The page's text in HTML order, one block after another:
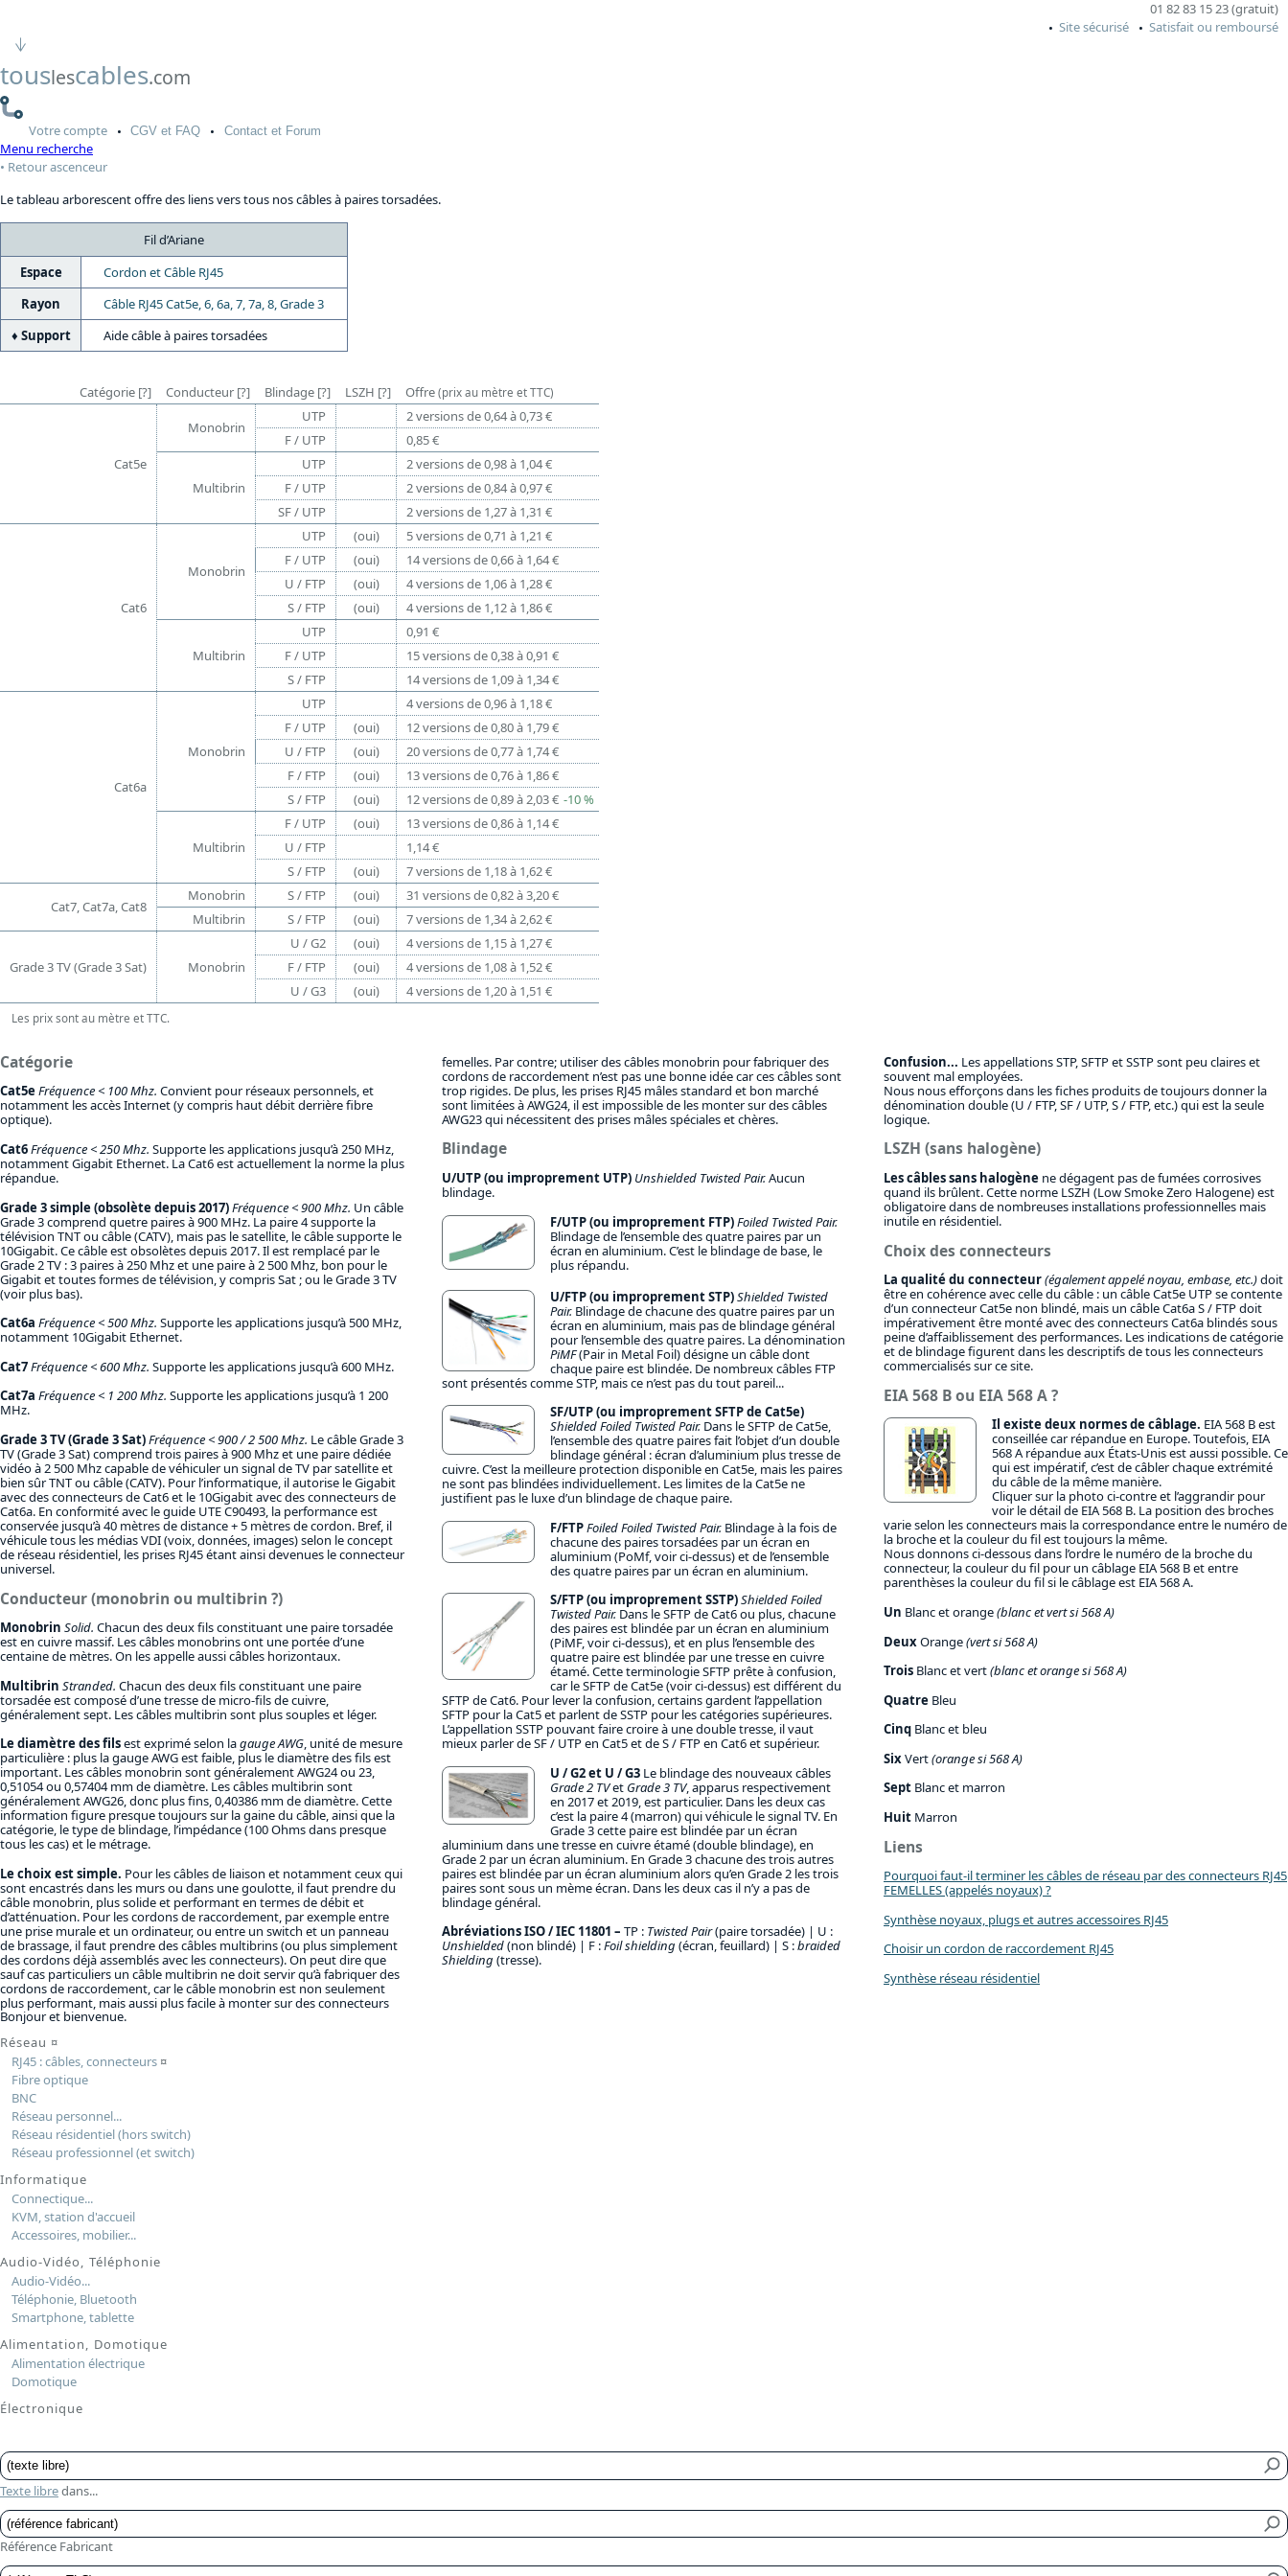
01 82 83 15 23 (gratuit)
Site sécurisé
Satisfait ou remboursé
touslescables.com
Votrecompte CGV et FAQ Contactet Forum
Menu recherche
Retour ascenceur
Le tableau arborescent offre des liens vers tous nos câbles à paires torsadées.
Fil d’Ariane
Espace
Cordon et Câble RJ45
Rayon
Câble RJ45 Cat5e, 6, 6a, 7, 7a, 8, Grade 3
Support
Aide câble à paires torsadées
Catégorie [?] Conducteur [?] Blindage [?] LSZH [?] Offre(prix au mètre et TTC)
Cat5e
Monobrin
UTP
2 versions de 0,64 à 0,73 €
F / UTP
0,85 €
Multibrin
UTP
2 versions de 0,98 à 1,04 €
F / UTP
2 versions de 0,84 à 0,97 €
SF / UTP
2 versions de 1,27 à 1,31 €
Cat6
Monobrin
UTP (oui)
5 versions de 0,71 à 1,21 €
F / UTP
(oui)
14 versions de 0,66 à 1,64 €
U / FTP
(oui)
4 versions de 1,06 à 1,28 €
S / FTP
(oui) 4 versions de 1,12 à 1,86 €
Multibrin
UTP
0,91 €
F / UTP
15 versions de 0,38 à 0,91 €
S / FTP
14 versions de 1,09 à 1,34 €
Cat6a
Monobrin
UTP
4 versions de 0,96 à 1,18 €
F / UTP
(oui)
12 versions de 0,80 à 1,79 €
U / FTP
(oui)
20 versions de 0,77 à 1,74 €
F / FTP
(oui)
13 versions de 0,76 à 1,86 €
S / FTP
(oui) 12 versions de 0,89 à 2,03 € -10 %
Multibrin
F / UTP (oui)
13 versions de 0,86 à 1,14 €
U / FTP
1,14 €
S / FTP
(oui) 7 versions de 1,18 à 1,62 €
Cat7, Cat7a, Cat8
Monobrin S / FTP (oui)
31 versions de 0,82 à 3,20 €
Multibrin
S / FTP (oui) 7 versions de 1,34 à 2,62 €
Grade 3 TV (Grade 3 Sat) Monobrin
U / G2 (oui)
4 versions de 1,15 à 1,27 €
F / FTP
(oui)
4 versions de 1,08 à 1,52 €
U / G3
(oui) 4 versions de 1,20 à 1,51 €
Les prix sont au mètre et TTC.
Catégorie
Cat5e Fréquence < 100 Mhz. Convient pour réseaux personnels, et
notamment les accès Internet (y compris haut débit derrière fibre
optique).
Cat6Fréquence < 250 Mhz. Supporte les applications jusqu’à 250 MHz,
notamment Gigabit Ethernet. La Cat6 est actuellement la norme la plus
répandue.
Grade 3 simple (obsolète depuis 2017)Fréquence < 900 Mhz. Un câble
Grade 3 comprend quetre paires à 900 MHz. La paire 4 supporte la
télévision TNT ou câble (CATV), mais pas le satellite, le câble supporte le
10Gigabit. Ce câble est obsolètes depuis 2017. Il est remplacé par le
Grade 2 TV : 3 paires à 250 Mhz et une paire à 2 500 Mhz, bon pour le
Gigabit et toutes formes de télévision, y compris Sat ; ou le Grade 3 TV
(voir plus bas).
Cat6a Fréquence < 500 Mhz. Supporte les applications jusqu’à 500 MHz,
notamment 10Gigabit Ethernet.
Cat7Fréquence < 600 Mhz. Supporte les applications jusqu’à 600 MHz.
Cat7a Fréquence < 1 200 Mhz. Supporte les applications jusqu’à 1 200
MHz.
Grade 3 TV (Grade 3 Sat)Fréquence < 900 / 2 500 Mhz. Le câble Grade 3
TV (Grade 3 Sat) comprend trois paires à 900 Mhz et une paire dédiée
vidéo à 2 500 Mhz capable de véhiculer un signal de TV par satellite et
bien sûr TNT ou câble (CATV). Pour l’informatique, il autorise le Gigabit
avec des connecteurs de Cat6 et le 10Gigabit avec des connecteurs de
Cat6a. En conformité avec le guide UTE C90493, la performance est
conservée jusqu’à 40 mètres de distance + 5 mètres de cordon. Bref, il
véhicule tous les médias VDI (voix, données, images) selon le concept
de réseau résidentiel, les prises RJ45 étant ainsi devenues le connecteur
universel.
Conducteur (monobrin ou multibrin ?)
Monobrin Solid. Chacun des deux fils constituant une paire torsadée
est en cuivre massif. Les câbles monobrins ont une portée d’une
centaine de mètres. On les appelle aussi câbles horizontaux.
Multibrin Stranded. Chacun des deux fils constituant une paire
torsadée est composé d’une tresse de micro-fils de cuivre,
généralement sept. Les câbles multibrin sont plus souples et léger.
Le diamètre des filsest exprimé selon lagauge AWG, unité de mesure
particulière : plus la gauge AWG est faible, plus le diamètre des fils est
important. Les câbles monobrin sont généralement AWG24 ou 23,
0,51054 ou 0,57404 mm de diamètre. Les câbles multibrin sont
généralement AWG26, donc plus fins, 0,40386 mm de diamètre. Cette
information figure presque toujours sur la gaine du câble, ainsi que la
catégorie, le type de blindage, l’impédance (100 Ohms dans presque
tous les cas) et le métrage.
Le choix est simple. Pour les câbles de liaison et notamment ceux qui
sont encastrés dans les murs ou dans une goulotte, il faut prendre du
câble monobrin, plus solide et performant en termes de débit et
d’atténuation. Pour les cordons de raccordement, par exemple entre
une prise murale et un ordinateur, ou entre un switch et un panneau
de brassage, il faut prendre des câbles multibrins (ou plus simplement
des cordons déjà assemblés avec les connecteurs). On peut dire que
sauf cas particuliers un câble multibrin ne doit servir qu’à fabriquer des
cordons de raccordement, car le câble monobrin est non seulement
plus performant, mais aussi plus facile à monter sur des connecteurs
femelles. Par contre; utiliser des câbles monobrin pour fabriquer des
cordons de raccordement n’est pas une bonne idée car ces câbles sont
trop rigides. De plus, les prises RJ45 mâles standard et bon marché
sont limitées à AWG24, il est impossible de les monter sur des câbles
AWG23 qui nécessitent des prises mâles spéciales et chères.
Blindage
U/UTP (ou improprement UTP) Unshielded Twisted Pair.Aucun
blindage.
F/UTP (ou improprement FTP)Foiled Twisted Pair.
Blindage de l’ensemble des quatre paires par un
écran en aluminium. C’est le blindage de base, le
plus répandu.
U/FTP (ou improprement STP)Shielded Twisted
Pair.Blindage de chacune des quatre paires par un
écran en aluminium, mais pas de blindage général
pour l’ensemble des quatre paires. La dénomination
PiMF(Pair in Metal Foil) désigne un câble dont
chaque paire est blindée. De nombreux câbles FTP
sont présentés comme STP, mais ce n’est pas du tout pareil...
SF/UTP (ou improprement SFTP de Cat5e)
Shielded Foiled Twisted Pair.Dans le SFTP de Cat5e,
l’ensemble des quatre paires fait l’objet d’un double
blindage général : écran d’aluminium plus tresse de
cuivre. C’est la meilleure protection disponible en Cat5e, mais les paires
ne sont pas blindées individuellement. Les limites de la Cat5e ne
justifient pas le luxe d’un blindage de chaque paire.
F/FTPFoiled Foiled Twisted Pair.Blindage à la fois de
chacune des paires torsadées par un écran en
aluminium (PoMf, voir ci-dessus) et de l’ensemble
des quatre paires par un écran en aluminium.
S/FTP (ou improprement SSTP)Shielded Foiled
Twisted Pair.Dans le SFTP de Cat6 ou plus, chacune
des paires est blindée par un écran en aluminium
(PiMF, voir ci-dessus), et en plus l’ensemble des
quatre paire est blindée par une tresse en cuivre
étamé. Cette terminologie SFTP prête à confusion,
car le SFTP de Cat5e (voir ci-dessus) est différent du
SFTP de Cat6. Pour lever la confusion, certains gardent l’appellation
SFTP pour la Cat5 et parlent de SSTP pour les catégories supérieures.
L’appellation SSTP pouvant faire croire à une double tresse, il vaut
mieux parler de SF / UTP en Cat5 et de S / FTP en Cat6 et supérieur.
U / G2 et U / G3Le blindage des nouveaux câbles
Grade 2 TVet Grade 3 TV, apparus respectivement
en 2017 et 2019, est particulier. Dans les deux cas
c’est la paire 4 (marron) qui véhicule le signal TV. En
Grade 3 cette paire est blindée par un écran
aluminium dans une tresse en cuivre étamé (double blindage), en
Grade 2 par un écran aluminium. En Grade 3 chacune des trois autres
paires est blindée par un écran aluminium alors qu’en Grade 2 les trois
paires sont sous un mème écran. Dans les deux cas il n’y a pas de
blindage général.
Abréviations ISO / IEC 11801 – TP : Twisted Pair(paire torsadée) | U :
Unshielded(non blindé) | F :Foil shielding (écran, feuillard) | S :braided
Shielding (tresse).
Confusion... Les appellations STP, SFTP et SSTP sont peu claires et
souvent mal employées.
Nous nous efforçons dans les fiches produits de toujours donner la
dénomination double (U / FTP, SF / UTP, S / FTP, etc.) qui est la seule
logique.
LSZH (sans halogène)
Les câbles sans halogène ne dégagent pas de fumées corrosives
quand ils brûlent. Cette norme LSZH (Low Smoke Zero Halogene) est
obligatoire dans de nombreuses installations professionnelles mais
inutile en résidentiel.
Choix des connecteurs
La qualité du connecteur(également appelé noyau, embase, etc.)doit
être en cohérence avec celle du câble : un câble Cat5e UTP se contente
d’un connecteur Cat5e non blindé, mais un câble Cat6a S / FTP doit
impérativement être monté avec des connecteurs Cat6a blindés sous
peine d’affaiblissement des performances. Les indications de catégorie
et de blindage figurent dans les descriptifs de tous les connecteurs
commercialisés sur ce site.
EIA 568 B ou EIA 568 A ?
Il existe deux normes de câblage. EIA 568 B est
conseillée car répandue en Europe. Toutefois, EIA
568 A répandue aux États-Unis est aussi possible. Ce
qui est impératif, c’est de câbler chaque extrémité
du câble de la même manière.
Cliquer sur la photo ci-contre et l’aggrandir pour
voir le détail de EIA 568 B. La position des broches
varie selon les connecteurs mais la correspondance entre le numéro de
la broche et la couleur du fil est toujours la même.
Nous donnons ci-dessous dans l’ordre le numéro de la broche du
connecteur, la couleur du fil pour un câblage EIA 568 B et entre
parenthèses la couleur du fil si le câblage est EIA 568 A.
Un Blanc et orange(blanc et vert si 568 A)
DeuxOrange(vert si 568 A)
Trois Blanc et vert(blanc et orange si 568 A)
Quatre Bleu
Cinq Blanc et bleu
SixVert(orange si 568 A)
Sept Blanc et marron
Huit Marron
Liens
Pourquoi faut-il terminer les câbles de réseau par des connecteurs RJ45
FEMELLES (appelés noyaux) ?
Synthèse noyaux, plugs et autres accessoires RJ45
Choisir un cordon de raccordement RJ45
Synthèse réseau résidentiel
Bonjour et bienvenue.
Réseau ¤
RJ45 : câbles, connecteurs¤
Fibre optique
BNC
Réseau personnel...
Réseau résidentiel (hors switch)
Réseau professionnel (et switch)
Informatique
Connectique...
KVM, station d'accueil
Accessoires, mobilier...
Audio-Vidéo, Téléphonie
Audio-Vidéo...
Téléphonie, Bluetooth
Smartphone, tablette
Alimentation, Domotique
Alimentation électrique
Domotique
Électronique
Texte libredans...
Référence Fabricant